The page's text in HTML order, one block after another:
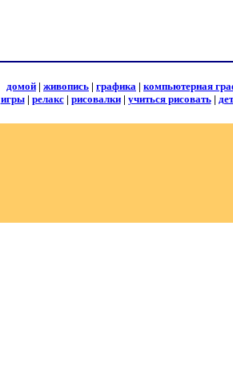
домой | живопись | графика | компьютерная
игры| релакс| рисовалки| учиться рисовать|